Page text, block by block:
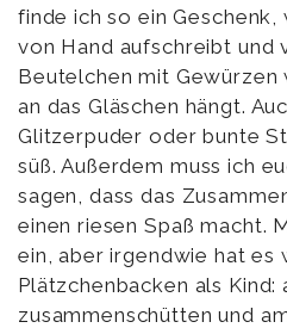
finde ich so ein
von Hand aufschreibt und
Beutelchen mit
an das Gläschen hängt.
Glitzerpuder oder bunte
süß. Außerdem muss ich
sagen, dass das
einen riesen Spaß macht.
ein, aber irgendwie hat es
Plätzchenbacken als Kind:
zusammenschütten und